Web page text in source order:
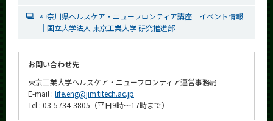
神奈川県ヘルスケア・ニューフロンティア講座｜イベント情報
｜国立大学法人 東京工業大学 研究推進部
お問い合わせ先
東京工業大学ヘルスケア・ニューフロンティア運営事務局
E-mail : life.eng@jim.titech.ac.jp
Tel : 03-5734-3805（平日9時～17時まで）